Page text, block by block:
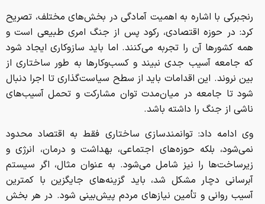
رنجبرکی با اشاره به اهمیت آمادگی در بخش‌های مختلف، تصریح
کرد: در حوزه اقتصادی، رکود پس از جنگ امری طبیعی است و
همه کشورها آن را تجربه می‌کنند. اما باید سازوکاری ایجاد شود
که جامعه آسیب جدی نبیند و کسب‌وکارها به طور ساختاری از
بین نروند. این اقدامات باید از سطح سیاست‌گذاری تا اجرا دنبال
شود تا جامعه در میان‌مدت توان مشارکت و تحمل آسیب‌های
ناشی از جنگ را داشته باشد.
وی ادامه داد: توانمندسازی ساختاری فقط به اقتصاد محدود
نمی‌شود، بلکه حوزه‌های اجتماعی، بهداشت و درمان، انرژی و
زیرساخت‌ها را نیز شامل می‌شود. به عنوان مثال، اگر سیستم
آبرسانی دچار مشکل شد، باید گزینه‌های جایگزین با کمترین
آسیب روانی و تأمین نیازهای مردم پیش‌بینی شود. در هر بخش